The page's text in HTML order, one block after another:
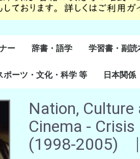
ー 辞書・語学
スペイン語
ポルトガル語
Lenguas Ibericas
Lenguas Indigenas
スペインの教科書
その他
学習書・副読
学習教材
副読本教材
絵本・児童書
ポーツ・文化・科学 等
踊
画化
ミック
日本関係
Nation,
Cinema -
(1998-2005) ∥